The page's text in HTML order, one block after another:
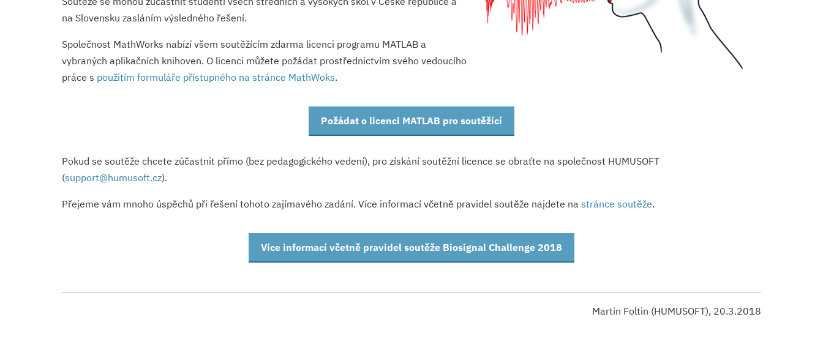
na Slovensku zasláním výsledného řešení.
Společnost MathWorks nabízí všem soutěžícím zdarma licenci programu MATLAB a
vybraných aplikačních knihoven. O licenci můžete požádat prostřednictvím svého vedoucího
práce s použitím formuláře přístupného na stránce MathWoks.
Požádat o licenci MATLAB pro soutěžící
Pokud se soutěže chcete zúčastnit přímo (bez pedagogického vedení), pro získání soutěžní licence se obraťte na společnost HUMUSOFT
(support@humusoft.cz).
Přejeme vám mnoho úspěchů při řešení tohoto zajímavého zadání. Více informací včetně pravidel soutěže najdete na stránce soutěže.
Více informací včetně pravidel soutěže Biosignal Challenge 2018
Martin Foltin (HUMUSOFT), 20.3.2018